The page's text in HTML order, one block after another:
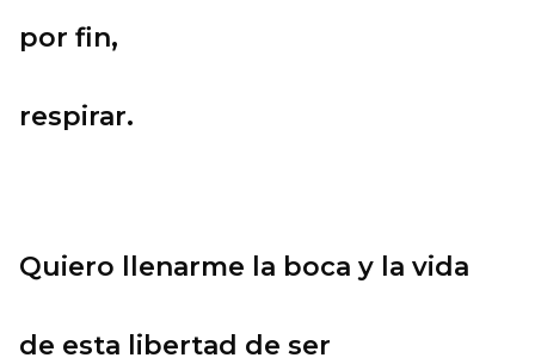
por fin,
respirar.
Quiero llenarme la boca y la vida
de esta libertad de ser